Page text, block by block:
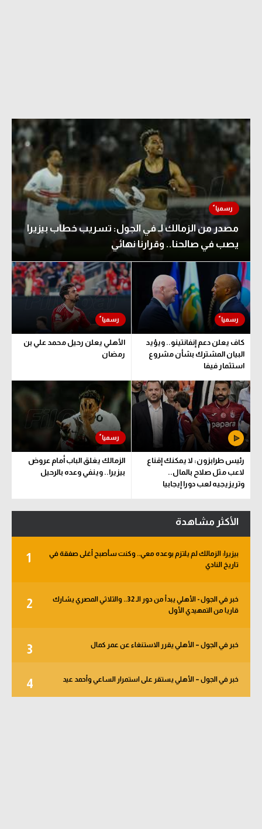
مصدر من الزمالك لـ في الجول: تسريب خطاب بيزيرا
يصب في صالحنا.. وقرارنا نهائي
كاف يعلن دعم إنفانتينو.. ويؤيد
البيان المشترك بشأن مشروع
استثمار فيفا
الأهلي يعلن رحيل محمد علي بن
رمضان
رئيس طرابزون: لا يمكنك إقناع
لاعب مثل صلاح بالمال..
وتريزيجيه لعب دورا إيجابيا
الزمالك يغلق الباب أمام عروض
بيزيرا.. وينفي وعده بالرحيل
الأكثر مشاهدة
1
بيزيرا: الزمالك لم يلتزم بوعده معي.. وكنت سأصبح أغلى صفقة في
تاريخ النادي
2
خبر في الجول - الأهلي يبدأ من دور الـ 32.. والثلاثي المصري يشارك
قاريا من التمهيدي الأول
3 خبر في الجول – الأهلي يقرر الاستنغاء عن عمر كمال
4 خبر في الجول – الأهلي يستقر على استمرار الساعي وأحمد عيد